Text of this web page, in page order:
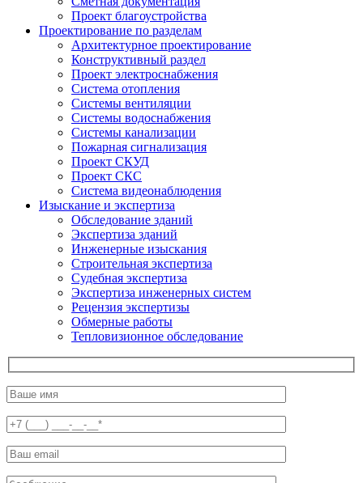
Проект благоустройства
Проектирование по разделам
Архитектурное проектирование
Конструктивный раздел
Проект электроснабжения
Система отопления
Системы вентиляции
Системы водоснабжения
Системы канализации
Пожарная сигнализация
Проект СКУД
Проект СКС
Система видеонаблюдения
Изыскание и экспертиза
Обследование зданий
Экспертиза зданий
Инженерные изыскания
Строительная экспертиза
Судебная экспертиза
Экспертиза инженерных систем
Рецензия экспертизы
Обмерные работы
Тепловизионное обследование